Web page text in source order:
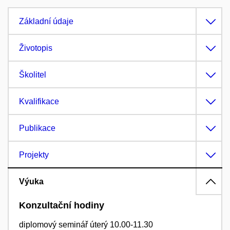
Základní údaje
Životopis
Školitel
Kvalifikace
Publikace
Projekty
Výuka
Konzultační hodiny
diplomový seminář úterý 10.00-11.30